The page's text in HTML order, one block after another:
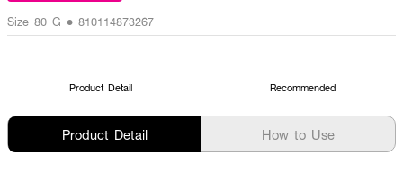
Size 80 G • 810114873267
Product Detail Recommended
Product Detail How to Use